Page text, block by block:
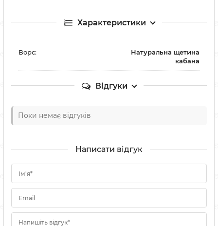
Характеристики
Ворс:
Натуральна щетина
кабана
Відгуки
Поки немає відгуків
Написати відгук
Ім'я*
Email
Напишіть відгук*